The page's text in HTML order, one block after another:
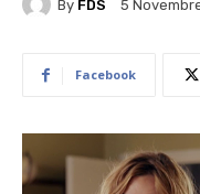
By FDS 5
Facebook